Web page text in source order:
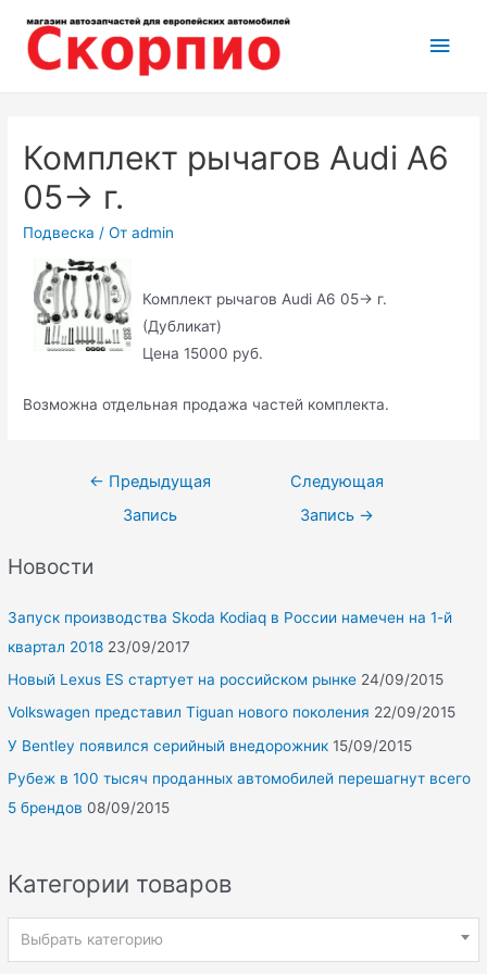
содержимому
Новости
Запуск производства Skoda Kodiaq в России намечен на 1-й
квартал 2018 23/09/2017
Новый Lexus ES стартует на российском рынке 24/09/2015
Volkswagen представил Tiguan нового поколения 22/09/2015
У Bentley появился серийный внедорожник 15/09/2015
Рубеж в 100 тысяч проданных автомобилей перешагнут всего
5 брендов 08/09/2015
Категории товаров
Выбрать категорию
Комплект рычагов Audi A6
05-> г.
Подвеска / От admin
Комплект рычагов Audi A6 05-> г.
(Дубликат)
Цена 15000 руб.
Возможна отдельная продажа частей комплекта.
Навигация
← Предыдущая
Запись
Следующая
Запись →